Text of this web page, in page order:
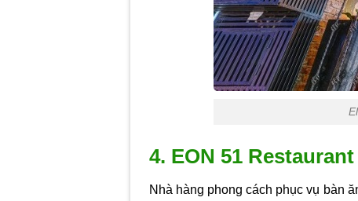
4. EON 51
Nhà hàng phong cách phục vụ bàn